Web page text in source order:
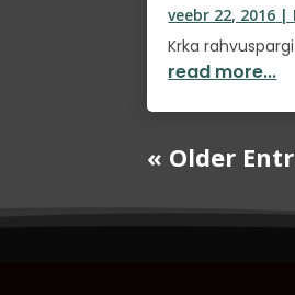
veebr 22, 2016 |
Krka
read more...
« Older